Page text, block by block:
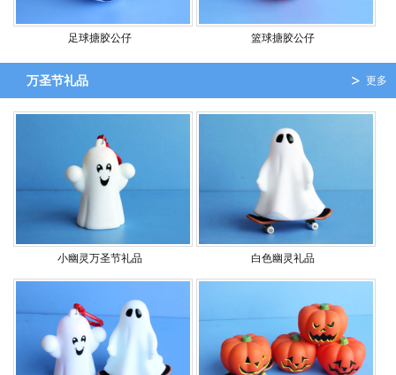
足球搪胶公仔 篮球搪胶公仔
更多
万圣节礼品
小幽灵万圣节礼品 白色幽灵礼品